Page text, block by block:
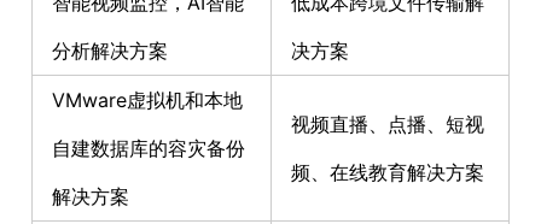
分析解决方案
决方案
VMware虚拟机和本地
自建数据库的容灾备份
解决方案
视频直播、点播、短视
频、在线教育解决方案